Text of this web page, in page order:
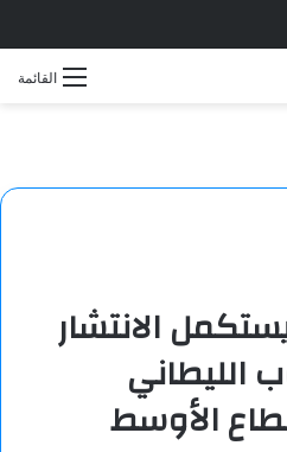
القائمة
الانتشار
الأوسط